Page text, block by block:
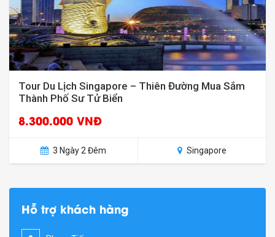
Tour Du Lịch Singapore – Thiên Đường Mua Sắm
Thành Phố Sư Tử Biển
8.300.000 VNĐ
3 Ngày 2 Đêm Singapore
Hỗ trợ khách hàng